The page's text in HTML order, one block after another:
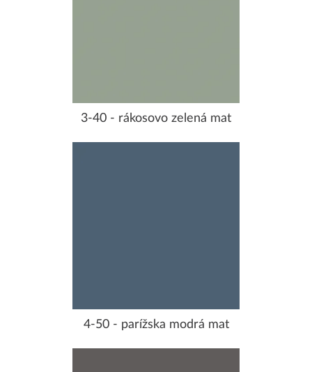
3-40 - rákosovo zelená mat
4-50 - parížska modrá mat